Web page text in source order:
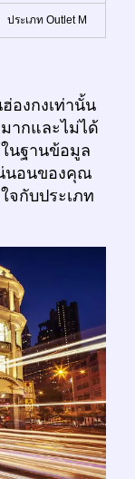
ประเภท Outlet M
องกงเท่านั้น
ากและไม่ได้
ในฐานข้อมูล
น่นอนของคุณ
กับประเภท